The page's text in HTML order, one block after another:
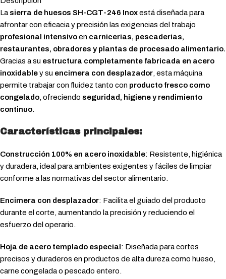
Lasierra de huesos SH-CGT-246 Inoxestá diseñada para
afrontar con eficacia y precisión las exigencias del trabajo
profesional intensivoen carnicerías, pescaderías,
restaurantes, obradores y plantas de procesado alimentario.
Gracias a su estructura completamente fabricada en acero
inoxidabley su encimera con desplazador, esta máquina
permite trabajar con fluidez tanto con producto fresco como
congelado, ofreciendo seguridad, higiene y rendimiento
continuo.
Características principales:
Construcción 100% en acero inoxidable: Resistente, higiénica
y duradera, ideal para ambientes exigentes y fáciles de limpiar
conforme a las normativas del sector alimentario.
Encimera con desplazador: Facilita el guiado del producto
durante el corte, aumentando la precisión y reduciendo el
esfuerzo del operario.
Hoja de acero templado especial : Diseñada para cortes
precisos y duraderos en productos de alta dureza como hueso,
carne congelada o pescado entero.